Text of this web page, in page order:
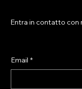
Entra in contatto con
Email *